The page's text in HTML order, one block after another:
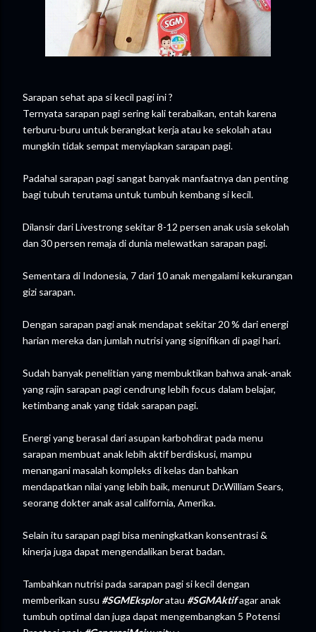
Sarapan sehat apa si kecil pagi ini ?
Ternyata sarapan pagi sering kali terabaikan, entah karena
terburu-buru untuk berangkat kerja atau ke sekolah atau
mungkin tidak sempat menyiapkan sarapan pagi.
Padahal sarapan pagi sangat banyak manfaatnya dan penting
bagi tubuh terutama untuk tumbuh kembang si kecil.
Dilansir dari Livestrong sekitar 8-12 persen anak usia sekolah
dan 30 persen remaja di dunia melewatkan sarapan pagi.
Sementara di Indonesia, 7 dari 10 anak mengalami kekurangan
gizi sarapan.
Dengan sarapan pagi anak mendapat sekitar 20 % dari energi
harian mereka dan jumlah nutrisi yang signifikan di pagi hari.
Sudah banyak penelitian yang membuktikan bahwa anak-anak
yang rajin sarapan pagi cendrung lebih focus dalam belajar,
ketimbang anak yang tidak sarapan pagi.
Energi yang berasal dari asupan karbohdirat pada menu
sarapan membuat anak lebih aktif berdiskusi, mampu
menangani masalah kompleks di kelas dan bahkan
mendapatkan nilai yang lebih baik, menurut Dr.William Sears,
seorang dokter anak asal california, Amerika.
Selain itu sarapan pagi bisa meningkatkan konsentrasi &
kinerja juga dapat mengendalikan berat badan.
Tambahkan nutrisi pada sarapan pagi si kecil dengan
memberikan susu #SGMEksploratau #SGMAktifagar anak
tumbuh optimal dan juga dapat mengembangkan 5 Potensi